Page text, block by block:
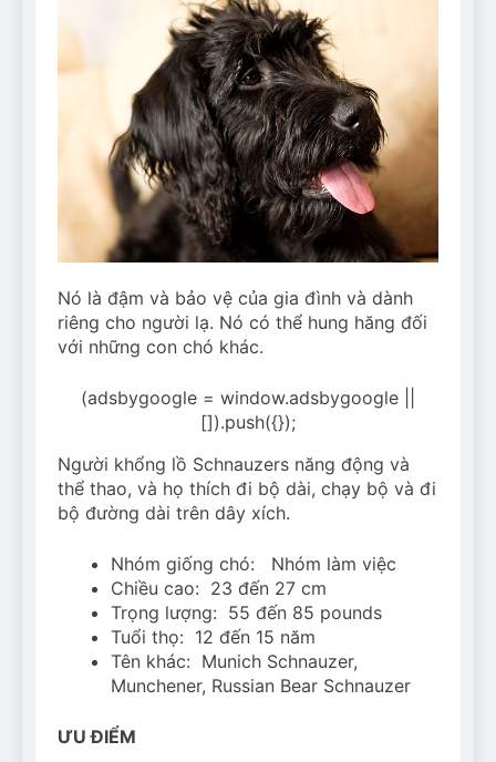
Nó là đậm và bảo vệ của gia đình và dành
riêng cho người lạ. Nó có thể hung hăng đối
với những con chó khác.
(adsbygoogle = window.adsbygoogle ||
[]).push({});
Người khổng lồ Schnauzers năng động và
thể thao, và họ thích đi bộ dài, chạy bộ và đi
bộ đường dài trên dây xích.
Nhóm giống chó: Nhóm làm việc
Chiều cao: 23 đến 27 cm
Trọng lượng: 55 đến 85 pounds
Tuổi thọ: 12 đến 15 năm
Tên khác: Munich Schnauzer,
Munchener, Russian Bear Schnauzer
ƯU ĐIỂM